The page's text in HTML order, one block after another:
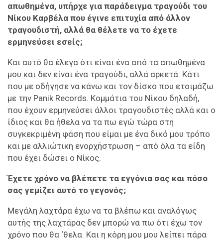
απωθημένα, υπήρχε για παράδειγμα τραγούδι του
Νίκου Καρβέλα που έγινε επιτυχία από άλλον
τραγουδιστή, αλλά θα θέλετε να το έχετε
ερμηνεύσει εσείς;
Και αυτό θα έλεγα ότι είναι ένα από τα απωθημένα
μου και δεν είναι ένα τραγούδι, αλλά αρκετά. Κάτι
που με οδήγησε να κάνω και τον δίσκο που ετοιμάζω
με την Panik Records. Κομμάτια του Νίκου δηλαδή,
που έχουν ερμηνεύσει άλλοι τραγουδιστές αλλά και ο
ίδιος και θα ήθελα να τα πω εγώ τώρα στη
συγκεκριμένη φάση που είμαι με ένα δικό μου τρόπο
και με αλλιώτικη ενορχήστρωση – από όλα τα είδη
που έχει δώσει ο Νίκος.
Έχετε χρόνο να βλέπετε τα εγγόνια σας και πόσο
σας γεμίζει αυτό το γεγονός;
Μεγάλη λαχτάρα έχω να τα βλέπω και αναλόγως
αυτής της λαχτάρας δεν μπορώ να πω ότι έχω τον
χρόνο που θα ‘θελα. Και η κόρη μου μου λείπει πάρα